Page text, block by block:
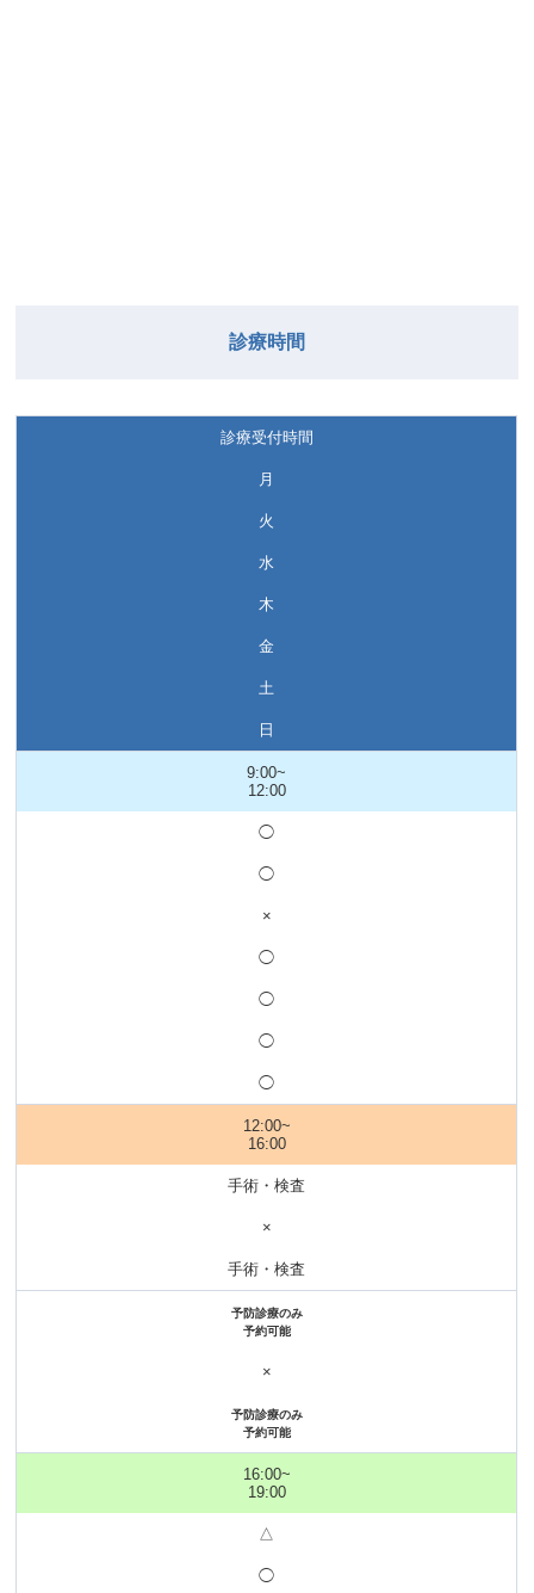
診療時間
診療受付時間
月
火
水
木
金
土
日
9:00~
12:00
◯
◯
×
◯
◯
◯
◯
12:00~
16:00
手術・検査
×
手術・検査
予防診療のみ
予約可能
×
予防診療のみ
予約可能
16:00~
19:00
△
◯